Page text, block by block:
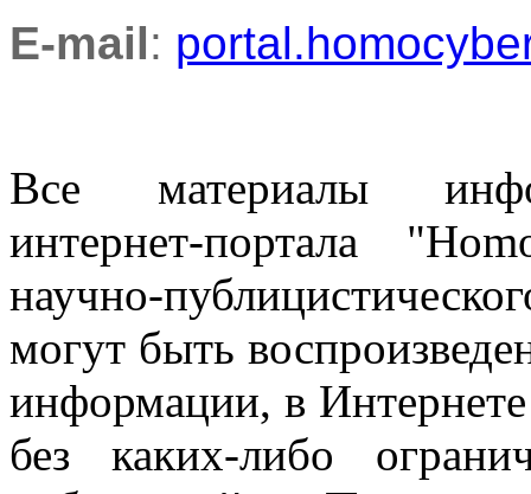
E-mail:
Все материалы
интернет-портала
научно-
могут быть
информации, в
без каких-либо